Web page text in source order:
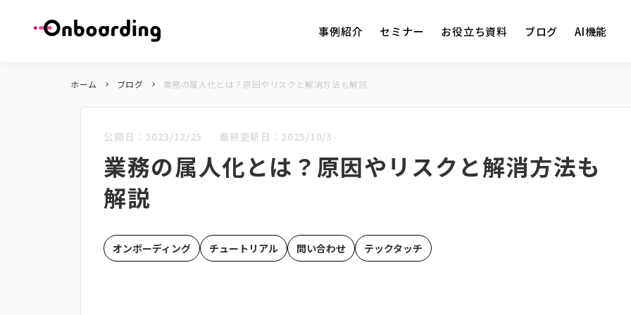
事例紹介 セミナー お役立ち資料 ブログ AI機能
ホーム keyboard_arrow_right ブログ keyboard_arrow_right 業務の属人化とは？原因やリスクと解消方法も解説
公開日： 2023/12/25 最終更新日： 2025/10/3
業務の属人化とは？原因やリスクと解消方法も
解説
オンボーディング チュートリアル 問い合わせ テックタッチ